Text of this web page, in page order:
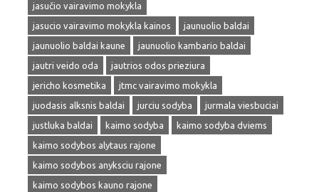
jasučio vairavimo mokykla
jasucio vairavimo mokykla kainos
jaunuolio baldai
jaunuolio baldai kaune
jaunuolio kambario baldai
jautri veido oda
jautrios odos prieziura
jericho kosmetika
jtmc vairavimo mokykla
juodasis alksnis baldai
jurciu sodyba
jurmala viesbuciai
justluka baldai
kaimo sodyba
kaimo sodyba dviems
kaimo sodybos alytaus rajone
kaimo sodybos anyksciu rajone
kaimo sodybos kauno rajone